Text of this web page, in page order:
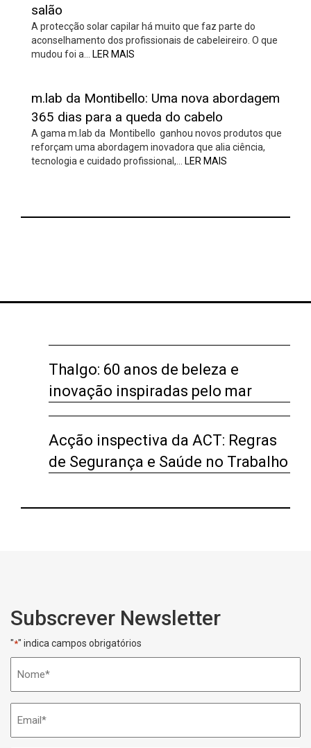
salão
A protecção solar capilar há muito que faz parte do
aconselhamento dos profissionais de cabeleireiro. O que
mudou foi a…
LER MAIS
m.lab da Montibello: Uma nova abordagem
365 dias para a queda do cabelo
A gama m.lab da Montibello ganhou novos produtos que
reforçam uma abordagem inovadora que alia ciência,
tecnologia e cuidado profissional,…
LER MAIS
Thalgo: 60 anos de beleza e
inovação inspiradas pelo mar
Acção inspectiva da ACT: Regras
de Segurança e Saúde no Trabalho
Subscrever Newsletter
"*" indica campos obrigatórios